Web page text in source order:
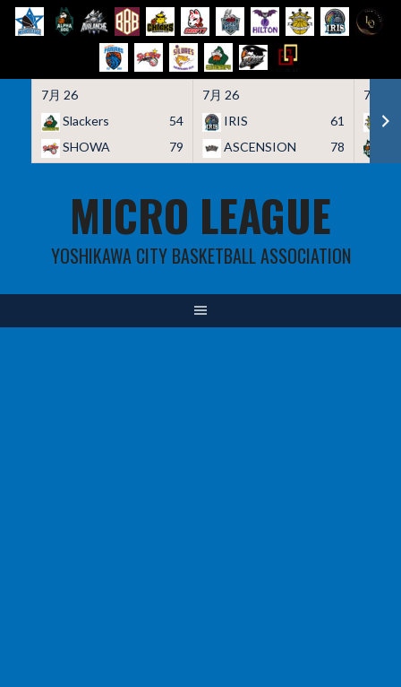
7月 26
Slackers
54
SHOWA
79
7月 26
IRIS
61
ASCENSION
78
7月 26
MICRO LEAGUE
YOSHIKAWA CITY BASKETBALL ASSOCIATION